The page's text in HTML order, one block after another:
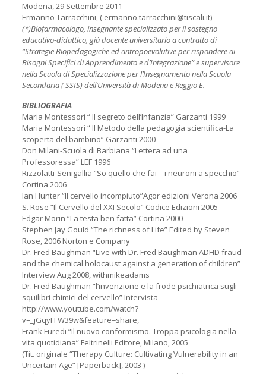
Modena, 29 Settembre 2011
Ermanno Tarracchini, ( ermanno.tarracchini@tiscali.it)
(*)Biofarmacologo, insegnante specializzato per il sostegno
educativo-didattico, già docente universitario a contratto di
“Strategie Biopedagogiche ed antropoevolutive per rispondere ai
Bisogni Specifici di Apprendimento e d’Integrazione” e supervisore
nella Scuola di Specializzazione per l’Insegnamento nella Scuola
Secondaria ( SSIS) dell’Università di Modena e Reggio E.
BIBLIOGRAFIA
Maria Montessori “ Il segreto dell’Infanzia” Garzanti 1999
Maria Montessori “ Il Metodo della pedagogia scientifica-La
scoperta del bambino” Garzanti 2000
Don Milani-Scuola di Barbiana “Lettera ad una
Professoressa” LEF 1996
Rizzolatti-Senigallia “So quello che fai – i neuroni a specchio”
Cortina 2006
Ian Hunter “Il cervello incompiuto”Agor edizioni Verona 2006
S. Rose “Il Cervello del XXI Secolo” Codice Edizioni 2005
Edgar Morin “La testa ben fatta” Cortina 2000
Stephen Jay Gould “The richness of Life” Edited by Steven
Rose, 2006 Norton e Company
Dr. Fred Baughman “Live with Dr. Fred Baughman ADHD fraud
and the chemical holocaust against a generation of children”
Interview Aug 2008, withmikeadams
Dr. Fred Baughman “l’invenzione e la frode psichiatrica sugli
squilibri chimici del cervello” Intervista
http://www.youtube.com/watch?
v=_jGqyFFW39w&feature=share,
Frank Furedi “Il nuovo conformismo. Troppa psicologia nella
vita quotidiana” Feltrinelli Editore, Milano, 2005
(Tit. originale “Therapy Culture: Cultivating Vulnerability in an
Uncertain Age” [Paperback], 2003 )